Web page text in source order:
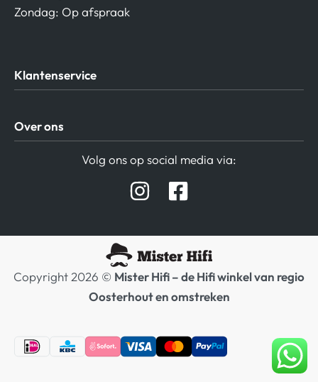
Zondag: Op afspraak
Klantenservice
Privacy beleid
Verzending / Retour
Over ons
Hifi winkel Raamsdonksveer
Volg ons op social media via:
Copyright 2026 © Mister Hifi – de Hifi winkel van regio
Oosterhout en omstreken